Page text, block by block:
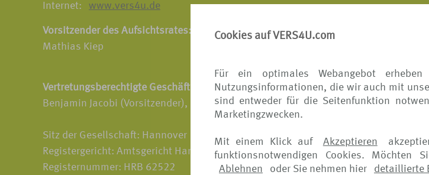
Cookies auf VERS4U.com
Für ein optimales Webangebot
Nutzungsinformationen, die wir auch mit
sind entweder für die Seitenfunktion
Marketingzwecken.
Mit einem Klick auf Akzeptieren
funktionsnotwendigen Cookies. Möchten
Ablehnen
oder Sie nehmen hier detaillierte
Internet: www.vers4u.de
Vorsitzender des Aufsichtsrates:
Mathias Kiep
Vertretungsberechtigte Geschäftsführer:
Benjamin Jacobi (Vorsitzender), Dr. Susanne Gauglitz
Sitz der Gesellschaft: Hannover
Registergericht: Amtsgericht Hannover
Registernummer: HRB 62522